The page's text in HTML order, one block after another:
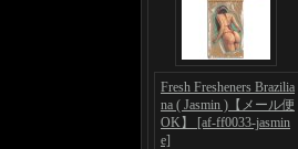
Fresh Fresheners Brazilia
na ( Jasmin )【メール便
OK】 [af-ff0033-jasmin
e]